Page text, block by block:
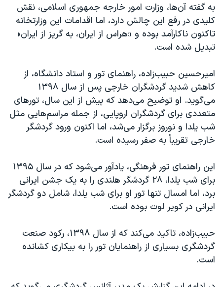
به گفته آن‌ها، وزارت امور خارجه جمهوری اسلامی، نقش
کلیدی در رفع این چالش دارد، اما اقدامات این وزارتخانه
تاکنون ناکارآمد بوده و «هراس از ایران، به گریز از ایران»
تبدیل شده است.
امیرحسین حبیب‌زاده، راهنمای تور و استاد دانشگاه، از
کاهش شدید گردشگران خارجی پس از سال ۱۳۹۸
می‌گوید. او توضیح می‌دهد که پیش از این سال، تورهای
متعددی برای گردشگران اروپایی، از جمله مراسم‌هایی مثل
شب یلدا و نوروز برگزار می‌شد، اما اکنون ورود گردشگر
خارجی تقریباً به صفر رسیده است.
این راهنمای تور فرهنگی، یادآور می‌شود که در سال ۱۳۹۵
برای شب یلدا، ۲۸ گردشگر هلندی را به یک جشن ایرانی
برد، اما امسال تنها تور او برای شب یلدا، شامل دو گردشگر
ایرانی در کویر لوت بوده است.
حبیب‌زاده، تاکید می‌کند که از سال ۱۳۹۸، رکود صنعت
گردشگری بسیاری از راهنمایان تور را به بیکاری کشانده
است.